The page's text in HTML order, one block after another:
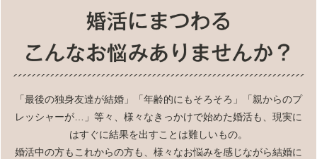
「最後の独身友達が結婚」「年齢的にもそろそろ」「親からのプ
レッシャーが…」等々、様々なきっかけで始めた婚活も、現実に
はすぐに結果を出すことは難しいもの。
婚活中の方もこれからの方も、様々なお悩みを感じながら結婚に